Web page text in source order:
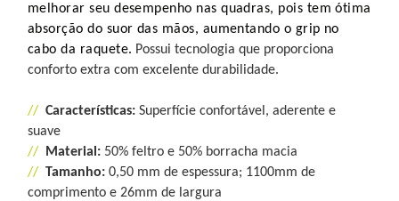
melhorar seu desempenho nas quadras, pois tem ótima
absorção do suor das mãos, aumentando o grip no
cabo da raquete. Possui tecnologia que proporciona
conforto extra com excelente durabilidade.
// Características: Superfície confortável, aderente e
suave
//
Material: 50% feltro e 50% borracha macia
// Tamanho: 0,50 mm de espessura; 1100mm de
comprimento e 26mm de largura